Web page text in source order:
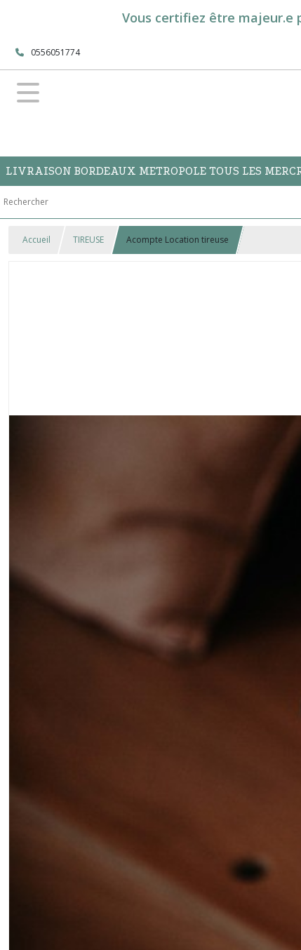
Vous certifiez être majeur.e
0556051774
LIVRAISON BORDEAUX METROPOLE TOUS LES
Accueil TIREUSE Acompte Location tireuse